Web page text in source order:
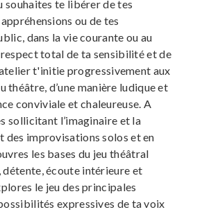
souhaites te libérer de tes
ou de tes
dans la vie courante ou au
total de ta sensibilité et de
t'initie progressivement aux
théâtre, d’une manière ludique et
conviviale et chaleureuse. A
sollicitant l’imaginaire et la
des improvisations solos et en
les bases du jeu théâtral
détente, écoute intérieure et
le jeu des principales
expressives de ta voix